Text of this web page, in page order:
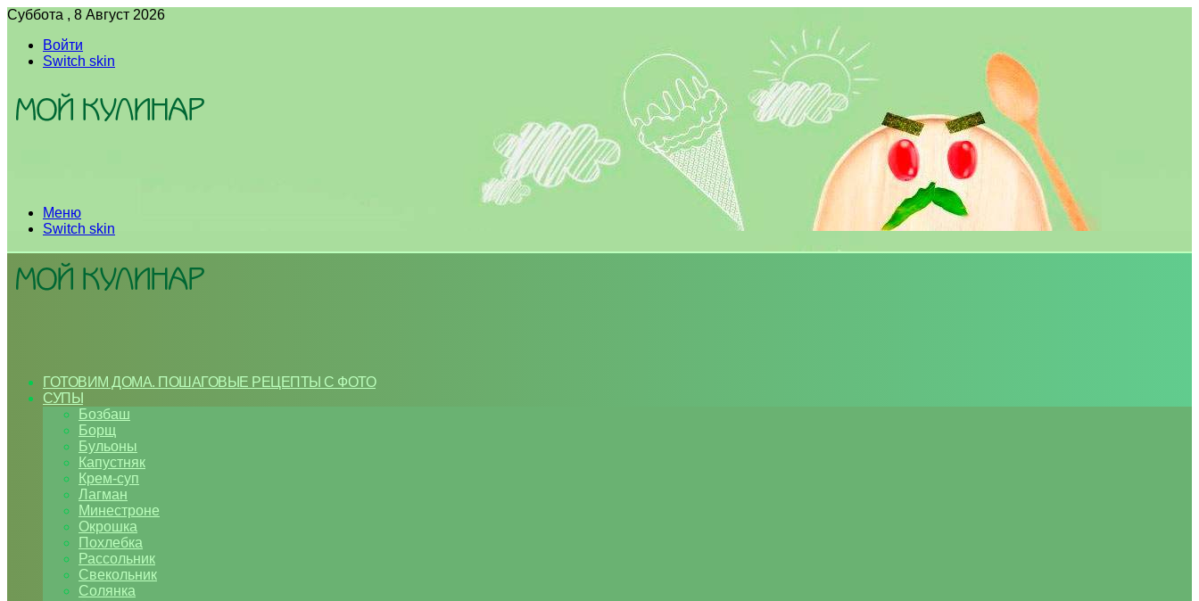
Суббота , 8 Август 2026
Войти
Switch skin
Меню
Switch skin
ГОТОВИМ ДОМА. ПОШАГОВЫЕ РЕЦЕПТЫ С ФОТО
СУПЫ
Бозбаш
Борщ
Бульоны
Капустняк
Крем-суп
Лагман
Минестроне
Окрошка
Похлебка
Рассольник
Свекольник
Солянка